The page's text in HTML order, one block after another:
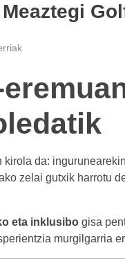
da:
zelai gutxik harrotu
eta inklusibo gisa
murgilgarria